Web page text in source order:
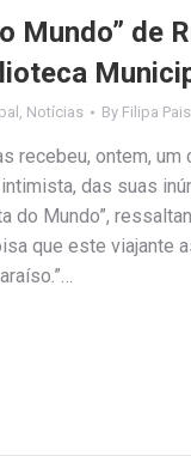
Mundo” de
Notícias By Filipa Pais
recebeu, ontem,
das suas
do Mundo”,
que este viajante